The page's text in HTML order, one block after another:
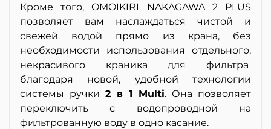
Кроме того, OMOIKIRI NAKAGAWA 2 PLUS
позволяет вам наслаждаться чистой и
свежей водой прямо из крана, без
необходимости использования отдельного,
некрасивого краника для фильтра
благодаря новой, удобной технологии
системы ручки 2 в 1 Multi. Она позволяет
переключить с водопроводной на
фильтрованную воду в одно касание.